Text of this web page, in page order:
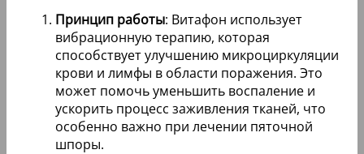
Принцип работы: Витафон использует
вибрационную терапию, которая
способствует улучшению микроциркуляции
крови и лимфы в области поражения. Это
может помочь уменьшить воспаление и
ускорить процесс заживления тканей, что
особенно важно при лечении пяточной
шпоры.